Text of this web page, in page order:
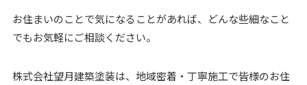
お住まいのことで気になることがあれば、どんな些細なこと
でもお気軽にご相談ください。
株式会社望月建築塗装は、地域密着・丁寧施工で皆様のお住